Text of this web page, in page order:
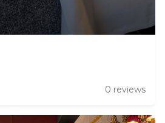
0 reviews